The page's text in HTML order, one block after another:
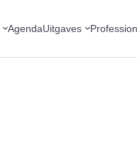
AgendaUitgaves